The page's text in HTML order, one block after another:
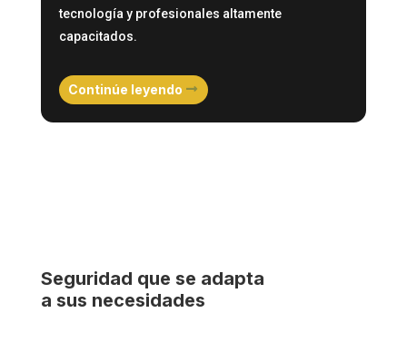
tecnología y profesionales altamente
capacitados.
Continúe leyendo
Seguridad que se adapta
a sus necesidades